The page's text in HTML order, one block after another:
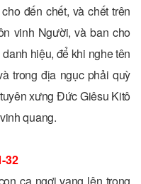
đến chết, và chết trên
vinh Người, và ban cho
hiệu, để khi nghe tên
trong địa ngục phải quỳ
xưng Ðức Giêsu Kitô
quang.
32
ca ngợi vang lên trong